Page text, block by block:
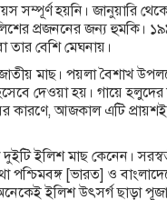
হয়নি। জানুয়ারি
প্রজননের জন্য হুমকি।
বেশি মেঘনায়।
মাছ। পয়লা বৈশাখ
দেওয়া হয়। গায়ে হলুদের
আজকাল এটি প্রায়শই
ইলিশ মাছ কেনেন।
[ভারত] ও
ইলিশ উৎসর্গ ছাড়া